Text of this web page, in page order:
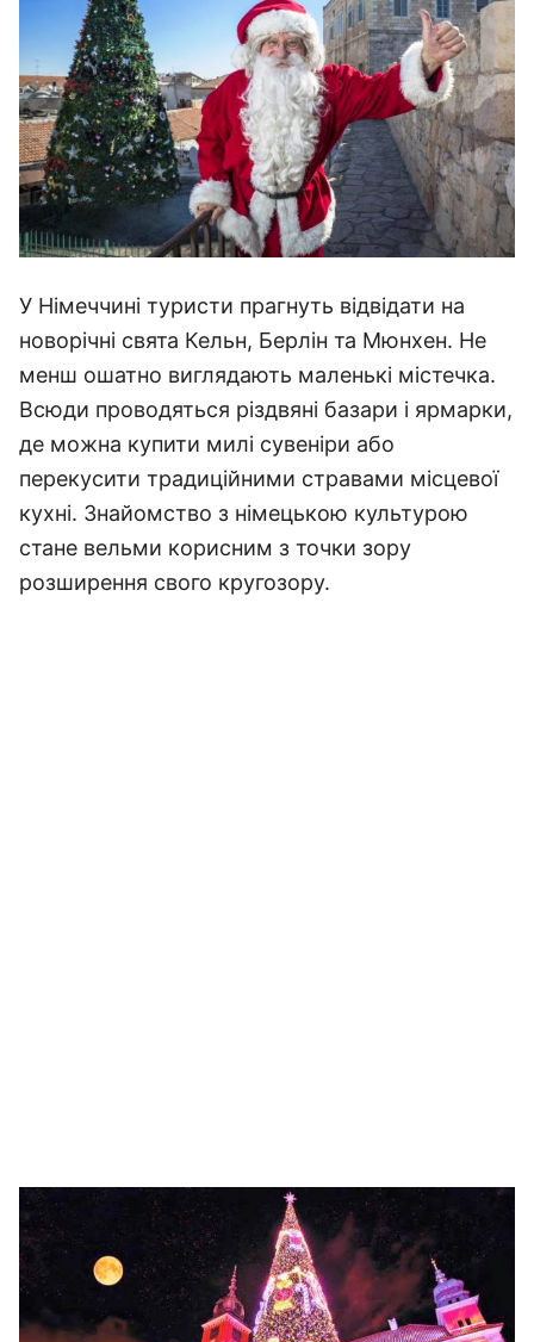
У Німеччині туристи прагнуть відвідати на
новорічні свята Кельн, Берлін та Мюнхен. Не
менш ошатно виглядають маленькі містечка.
Всюди проводяться різдвяні базари і ярмарки,
де можна купити милі сувеніри або
перекусити традиційними стравами місцевої
кухні. Знайомство з німецькою культурою
стане вельми корисним з точки зору
розширення свого кругозору.